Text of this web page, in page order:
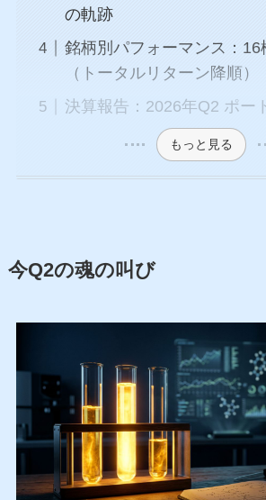
の軌跡
銘柄別パフォーマンス：16
（トータルリターン降順）
決算報告：2026年Q2 ポー
もっと見る
今Q2の魂の叫び